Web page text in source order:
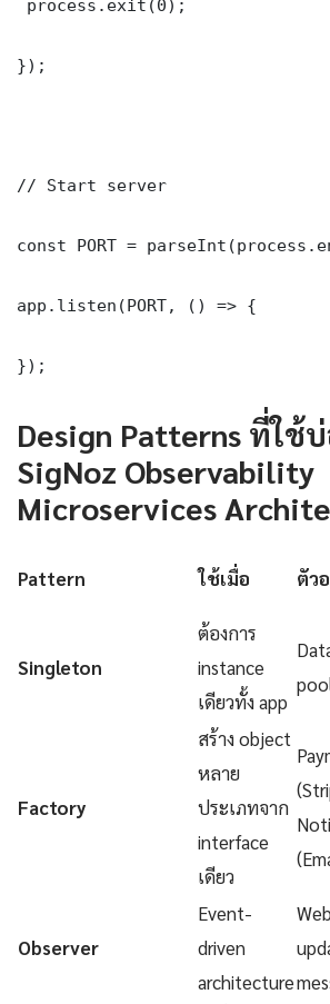
process.exit(0);
});
// Start server
const PORT =
app.listen(PORT, () => {
});
Design Patterns ที่ใช้
SigNoz Observability
Microservices
Pattern ใช้เมื่อ ตัว
Singleton
ต้องการ
instance
เดียวทั้ง app
Factory
สร้าง object
หลาย
ประเภทจาก
interface
เดียว
Observer
Event-
driven
architecture